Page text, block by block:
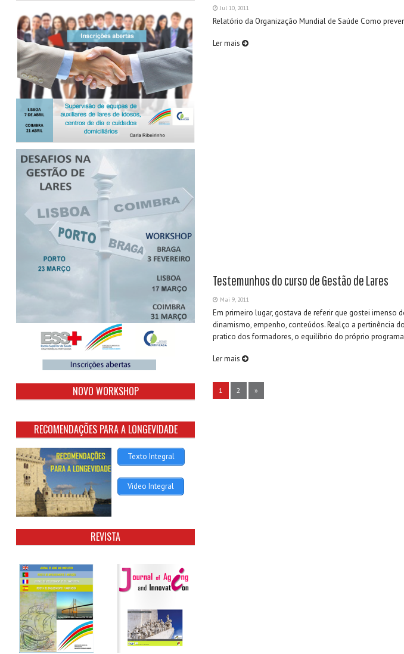
NOVO WORKSHOP
RECOMENDAÇÕES PARA A LONGEVIDADE
Texto Integral
Video Integral
REVISTA
Jul 10, 2011
Relatório da Organização Mundial de Saúde Como
Ler mais
Testemunhos do curso de Gestão de Lares
Mai 9, 2011
Em primeiro lugar, gostava de referir que gostei imenso
dinamismo, empenho, conteúdos. Realço a pertinência
pratico dos formadores, o equilíbrio do próprio
Ler mais
1 2 »